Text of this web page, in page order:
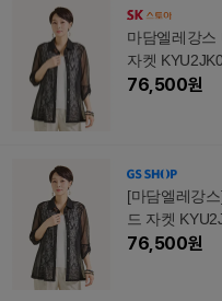
마담엘레강스
자켓
76,500원
[마담엘레강
드 자켓
76,500원